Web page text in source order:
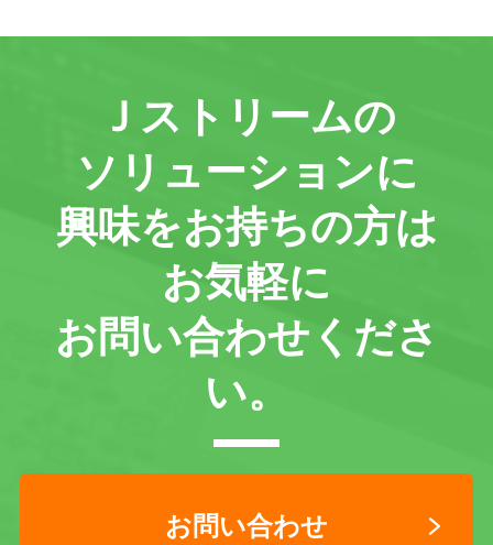
Ｊストリームの
ソリューションに
興味をお持ちの方は
お気軽に
お問い合わせくださ
い。
お問い合わせ